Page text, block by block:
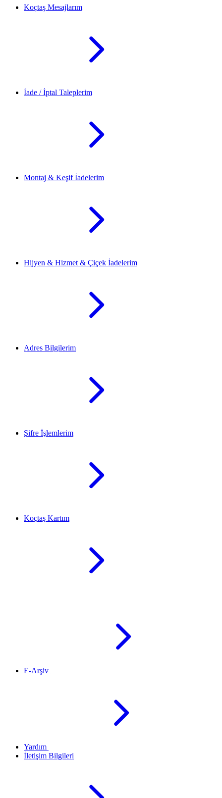
Koçtaş Mesajlarım
İade / İptal Taleplerim
Montaj & Keşif İadelerim
Hijyen & Hizmet & Çiçek İadelerim
Adres Bilgilerim
Şifre İşlemlerim
Koçtaş Kartım
E-Arşiv
Yardım
İletişim Bilgileri